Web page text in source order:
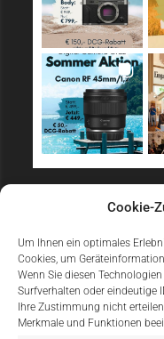
Cookie-
Um Ihnen ein optimales
Cookies, um
Wenn Sie diesen
Surfverhalten oder eindeutige
Ihre Zustimmung nicht
Merkmale und Funktionen
Sicher Einkaufen